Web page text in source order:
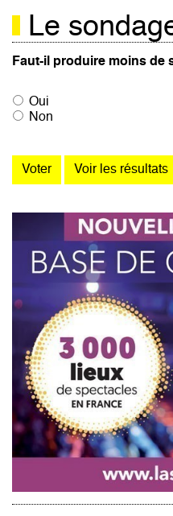
Le
Faut-il produire moins de
Oui
Non